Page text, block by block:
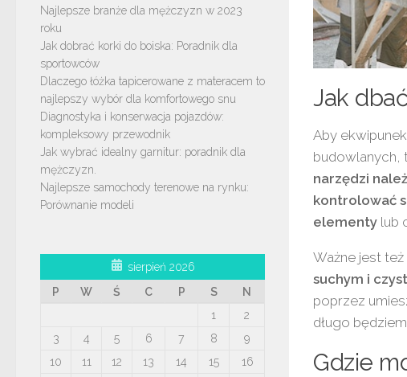
Jak
Aby ekwipunek
budowlanych,
narzędzi
kontrolować
elementy lub
Ważne jest
suchym i
poprzez
długo
Gdzie
Najlepsze branże dla mężczyzn w 2023
roku
Jak dobrać korki do boiska: Poradnik dla
sportowców
Dlaczego łóżka tapicerowane z materacem to
najlepszy wybór dla komfortowego snu
Diagnostyka i konserwacja pojazdów:
kompleksowy przewodnik
Jak wybrać idealny garnitur: poradnik dla
mężczyzn.
Najlepsze samochody terenowe na rynku:
Porównanie modeli
sierpień 2026
P
W Ś C P S
N
1
2
3
4 5 6 7 8
9
10
11 12 13 14 15
16